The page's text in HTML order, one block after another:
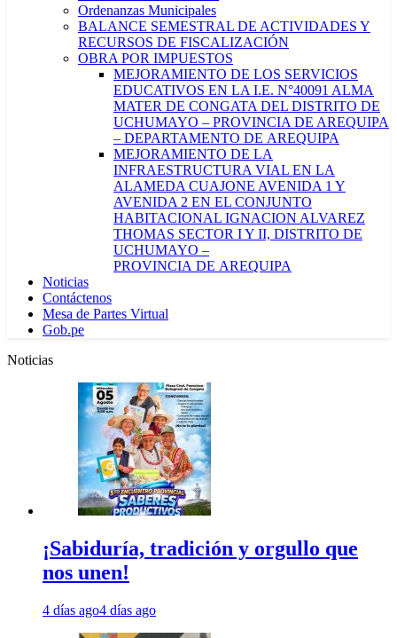
Ordenanzas Municipales
BALANCE SEMESTRAL DE ACTIVIDADES Y
RECURSOS DE FISCALIZACIÓN
OBRA POR IMPUESTOS
MEJORAMIENTO DE LOS SERVICIOS
EDUCATIVOS EN LA I.E. N°40091 ALMA
MATER DE CONGATA DEL DISTRITO DE
UCHUMAYO – PROVINCIA DE AREQUIPA
– DEPARTAMENTO DE AREQUIPA
MEJORAMIENTO DE LA
INFRAESTRUCTURA VIAL EN LA
ALAMEDA CUAJONE AVENIDA 1 Y
AVENIDA 2 EN EL CONJUNTO
HABITACIONAL IGNACION ALVAREZ
THOMAS SECTOR I Y II, DISTRITO DE
UCHUMAYO –
PROVINCIA DE AREQUIPA
Noticias
Contáctenos
Mesa de Partes Virtual
Gob.pe
Noticias
¡Sabiduría, tradición y orgullo que
nos unen!
4 días ago4 días ago